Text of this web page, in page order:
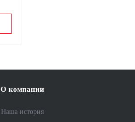
О компании
Наша история